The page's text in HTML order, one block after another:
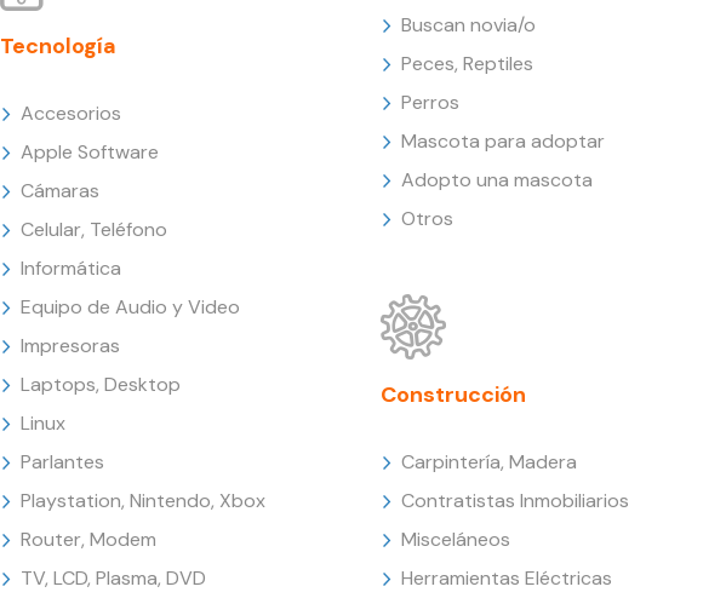
Tecnología
Accesorios
Apple Software
Cámaras
Celular, Teléfono
Informática
Equipo de Audio y Video
Impresoras
Laptops, Desktop
Linux
Parlantes
Playstation, Nintendo, Xbox
Router, Modem
TV, LCD, Plasma, DVD
Buscan novia/o
Peces, Reptiles
Perros
Mascota para adoptar
Adopto una mascota
Otros
Construcción
Carpintería, Madera
Contratistas Inmobiliarios
Misceláneos
Herramientas Eléctricas